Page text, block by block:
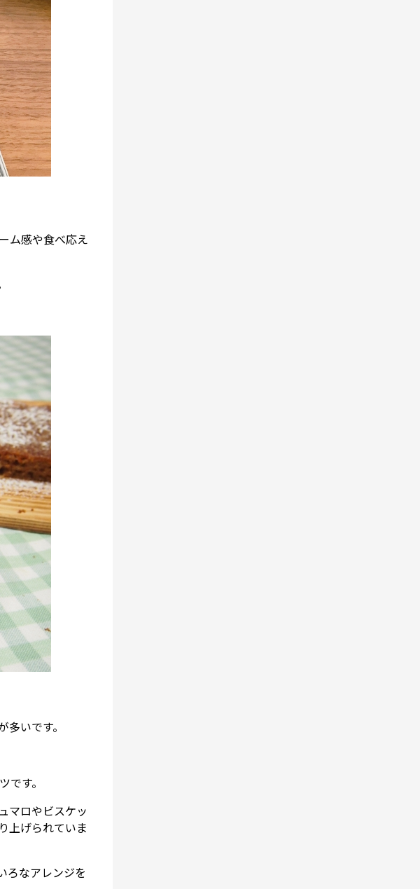
ム感や食べ応え
いです。
す。
マロやビスケッ
上げられていま
ろなアレンジを